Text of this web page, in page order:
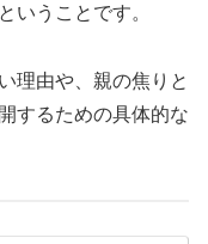
いうことです。
理由や、親の焦りと
するための具体的な